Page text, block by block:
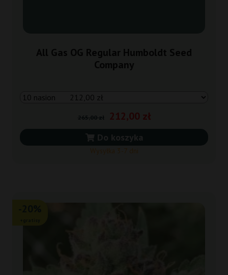
All Gas OG Regular Humboldt Seed
Company
212,00 zł
Do koszyka
Wysyłka 3-7 dni